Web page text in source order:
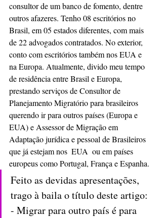
consultor de um banco de fomento, dentre
outros afazeres. Tenho 08 escritórios no
Brasil, em 05 estados diferentes, com mais
de 22 advogados contratados. No exterior,
conto com escritórios também nos EUA e
na Europa. Atualmente, divido meu tempo
de residência entre Brasil e Europa,
prestando serviços de Consultor de
Planejamento Migratório para brasileiros
querendo ir para outros países (Europa e
EUA) e Assessor de Migração em
Adaptação jurídica e pessoal de Brasileiros
que já estejam nos  EUA  ou em países
europeus como Portugal, França e Espanha.
Feito as devidas apresentações,
trago à baila o título deste artigo:
- Migrar para outro país é para